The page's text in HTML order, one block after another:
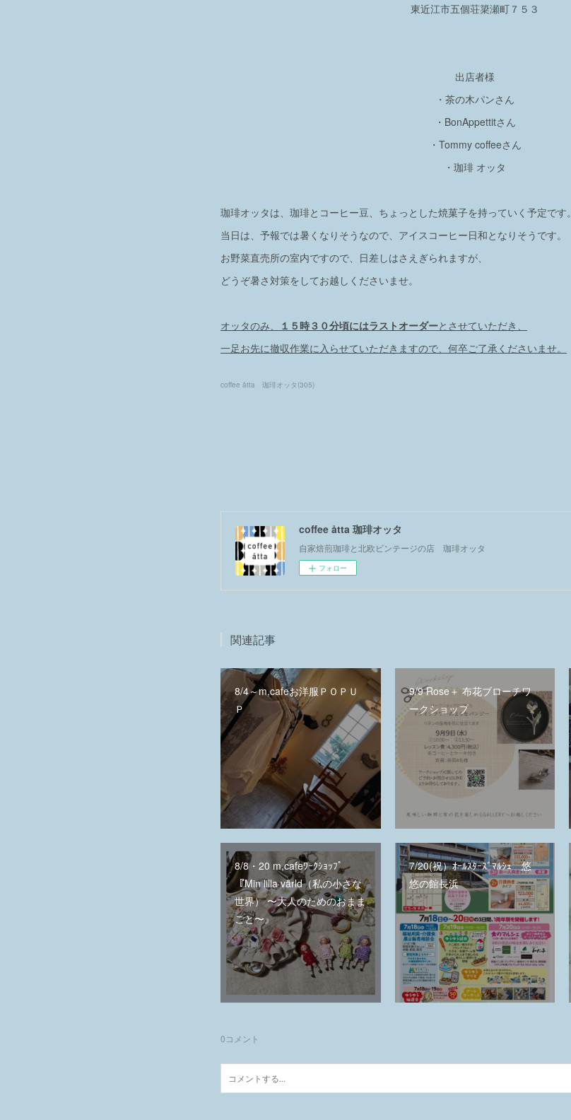
東近江市五個荘簗瀬町７５３
出店者様
・茶の木パンさん
・BonAppettitさん
・Tommy coffeeさん
・珈琲 オッタ
珈琲オッタは、珈琲とコーヒー豆、ちょっとした焼菓子を持っていく予定です。
当日は、予報では暑くなりそうなので、アイスコーヒー日和となりそうです。
お野菜直売所の室内ですので、日差しはさえぎられますが、
どうぞ暑さ対策をしてお越しくださいませ。
オッタのみ、 １５時３０分頃にはラストオーダーとさせていただき、
一足お先に撤収作業に入らせていただきますので、何卒ご了承くださいませ。
coffee åtta 珈琲オッタ (305)
coffee åtta 珈琲オッタ
自家焙煎珈琲と北欧ビンテージの店 珈琲オッタ
フォロー
関連記事
8/4～m,cafeお洋服ＰＯＰＵ
Ｐ
9/9 Rose＋ 布花ブローチワ
ークショップ
8/8・20 m,cafeﾜｰｸｼｮｯﾌﾟ
『Min lilla värld（私の小さな
世界） 〜大人のためのおまま
ごと〜』
7/20(祝）ｵｰﾙｽﾀｰｽﾞﾏﾙｼｪ 悠
悠の館長浜
0コメント